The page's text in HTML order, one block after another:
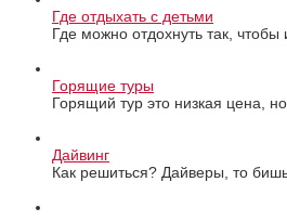
Где отдыхать с детьми
Где можно отдохнуть так, чтобы
Горящие туры
Горящий тур это низкая цена,
Дайвинг
Как решиться? Дайверы, то